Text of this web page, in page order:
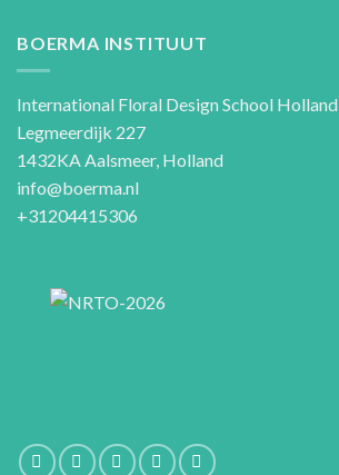
BOERMA INSTITUUT
International Floral Design School Holland
Legmeerdijk 227
1432KA Aalsmeer, Holland
info@boerma.nl
+31204415306